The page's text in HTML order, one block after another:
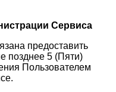
Сервиса
предоставить
позднее 5 (Пяти)
Пользователем